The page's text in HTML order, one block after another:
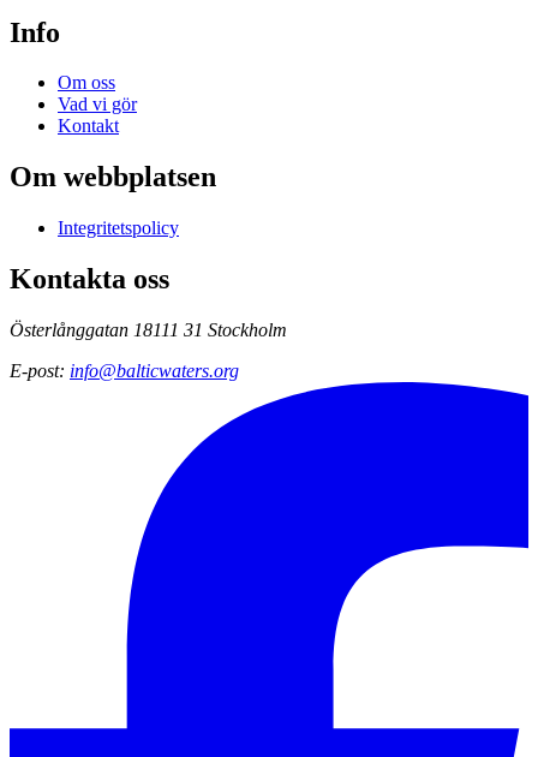
Info
Om oss
Vad vi gör
Kontakt
Om webbplatsen
Integritetspolicy
Kontakta oss
Österlånggatan 18111 31 Stockholm
E-post: info@balticwaters.org